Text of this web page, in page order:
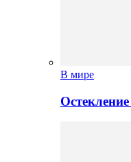
В мире